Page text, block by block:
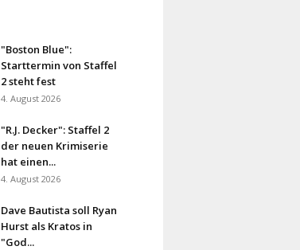
"Boston Blue":
Starttermin von Staffel
2 steht fest
4. August 2026
"R.J. Decker": Staffel 2
der neuen Krimiserie
hat einen...
4. August 2026
Dave Bautista soll Ryan
Hurst als Kratos in
"God...